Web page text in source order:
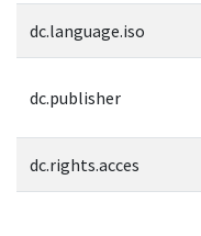
dc.language.iso
dc.publisher
dc.rights.acces